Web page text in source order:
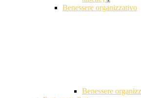
Benessere organizzativo
Benessere